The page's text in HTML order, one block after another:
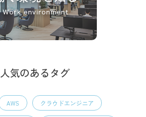
人気のあるタグ
AWS クラウドエンジニア